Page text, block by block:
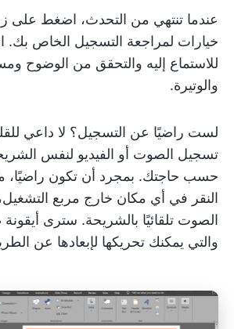
عندما تنتهي من التحدث، اضغط على
خيارات لمراجعة التسجيل الخاص بك.
للاستماع إليه والتحقق من الوضوح
والوتيرة.
لست راضيًا عن التسجيل؟ لا داعي
تسجيل الصوت أو الفيديو لنفس
حسب حاجتك. بمجرد أن تكون راضيًا،
النقر في أي مكان خارج مربع
الصوت تلقائيًا بالشريحة. سترى
والتي يمكنك تحريكها لإبعادها عن